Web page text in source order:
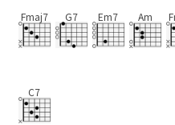
Fmaj7 G7 Em7 Am
C7